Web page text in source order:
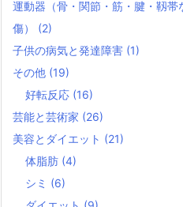
運動器（骨・関節・筋・腱・靱
傷） (2)
子供の病気と発達障害 (1)
その他 (19)
好転反応 (16)
芸能と芸術家 (26)
美容とダイエット (21)
体脂肪 (4)
シミ (6)